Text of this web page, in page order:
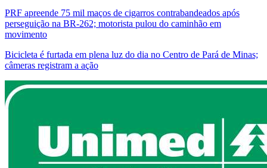
PRF apreende 75 mil maços de cigarros contrabandeados após
perseguição na BR-262; motorista pulou do caminhão em
movimento
Bicicleta é furtada em plena luz do dia no Centro de Pará de Minas;
câmeras registram a ação